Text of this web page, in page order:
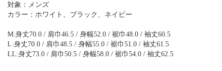
対象：メンズ
カラー：ホワイト、ブラック、ネイビー
M:身丈70.0 / 肩巾46.5 / 身幅52.0 / 裾巾48.0 / 袖丈60.5
L:身丈70.0 / 肩巾48.5 / 身幅55.0 / 裾巾51.0 / 袖丈61.5
LL:身丈73.0 / 肩巾50.5 / 身幅58.0 / 裾巾54.0 / 袖丈62.5